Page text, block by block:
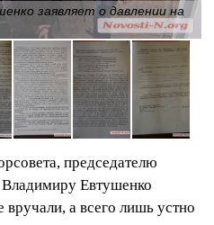
заявляет о давлении на
председателю
Евтушенко
а всего лишь устно